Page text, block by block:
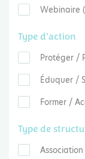
Webinaire
Type d'action
Protéger /
Éduquer /
Former /
Type de
Association